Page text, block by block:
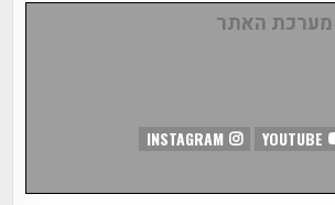
מערכת האתר
INSTAGRAM